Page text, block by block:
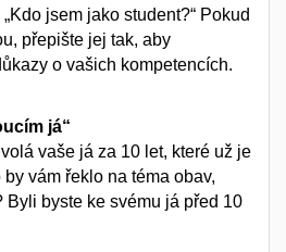
jsem jako student?“ Pokud
přepište jej tak, aby
o vašich kompetencích.
já“
vaše já za 10 let, které už je
vám řeklo na téma obav,
Byli byste ke svému já před 10